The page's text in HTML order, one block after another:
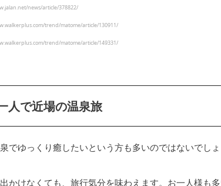
news/article/378822/
trend/matome/article/130911/
trend/matome/article/149331/
人で近場の温泉旅
でゆっくり癒したいという方も多いのではないでし
かけなくても、旅行気分を味わえます。お一人様も